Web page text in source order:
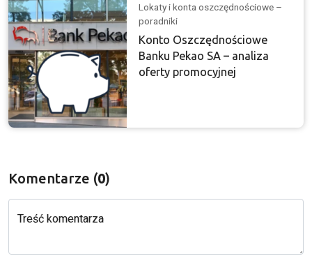
Lokaty i konta oszczędnościowe –
poradniki
Konto Oszczędnościowe
Banku Pekao SA – analiza
oferty promocyjnej
Komentarze (0)
Treść komentarza